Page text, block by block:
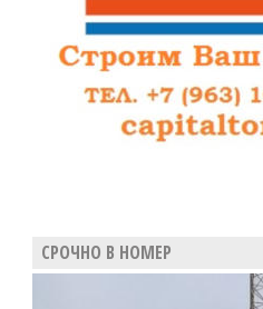
СРОЧНО В НОМЕР